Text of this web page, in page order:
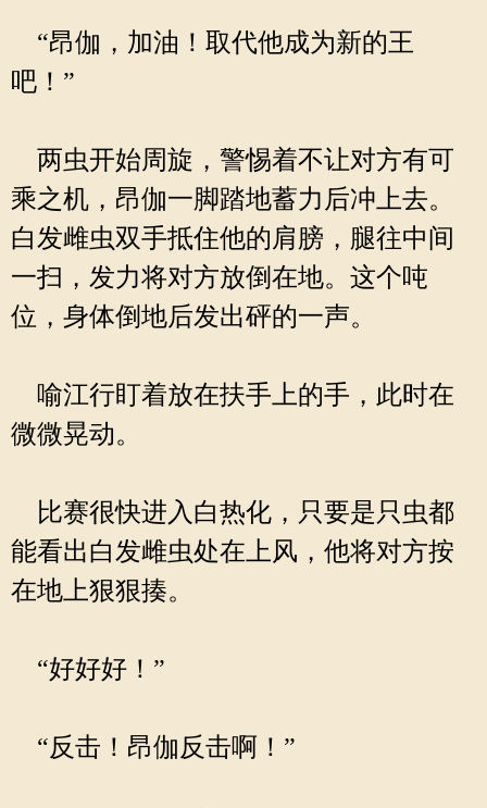
“昂伽，加油！取代他成为新的王
吧！”
两虫开始周旋，警惕着不让对方有可
乘之机，昂伽一脚踏地蓄力后冲上去。
白发雌虫双手抵住他的肩膀，腿往中间
一扫，发力将对方放倒在地。这个吨
位，身体倒地后发出砰的一声。
喻江行盯着放在扶手上的手，此时在
微微晃动。
比赛很快进入白热化，只要是只虫都
能看出白发雌虫处在上风，他将对方按
在地上狠狠揍。
“好好好！”
“反击！昂伽反击啊！”